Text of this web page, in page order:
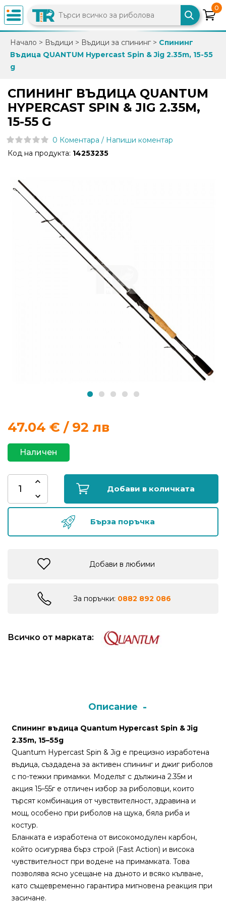
×
0882
892
info@trfish.com
Вход
Промоции
Нови
продукти
риболов
Куки
за
риболов
Къмпинг
поводи
Плувки
Комплекти
за
риболов
Сонари
0
Начало > Въдици > Въдици за спининг> Спининг
Въдица QUANTUM Hypercast Spin & Jig 2.35m, 15-55
g
СПИНИНГ ВЪДИЦА QUANTUM
HYPERCAST SPIN & JIG 2.35M,
15-55 G
0 Коментара / Напиши коментар
Код на продукта: 14253235
47.04 € / 92 лв
Наличен
Добави в количката
Бърза поръчка
Добави в любими
За поръчки: 0882 892 086
Всичко от марката:
Описание
Спининг въдица Quantum Hypercast Spin & Jig
2.35m, 15–55g
Quantum Hypercast Spin & Jig е прецизно изработена
въдица, създадена за активен спининг и джиг риболов
с по-тежки примамки. Моделът с дължина 2.35м и
акция 15–55г е отличен избор за риболовци, които
търсят комбинация от чувствителност, здравина и
мощ, особено при риболов на щука, бяла риба и
костур.
Бланката е изработена от високомодулен карбон,
който осигурява бърз строй (Fast Action) и висока
чувствителност при водене на примамката. Това
позволява ясно усещане на дъното и всяко кълване,
като същевременно гарантира мигновена реакция при
засичане.